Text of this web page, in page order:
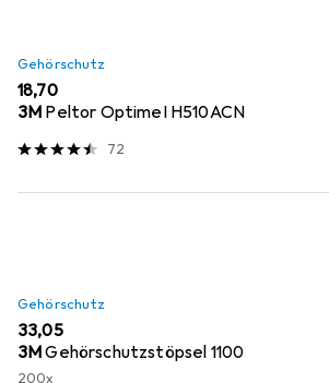
Gehörschutz
EUR
18,70
3M Peltor OptimeI H510ACN
72
Gehörschutz
EUR
33,05
3MGehörschutzstöpsel 1100
200x